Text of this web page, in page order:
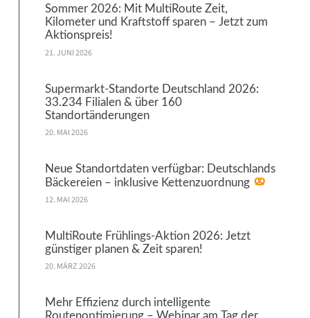
Sommer 2026: Mit MultiRoute Zeit,
Kilometer und Kraftstoff sparen – Jetzt zum
Aktionspreis!
21. JUNI 2026
Supermarkt-Standorte Deutschland 2026:
33.234 Filialen & über 160
Standortänderungen
20. MAI 2026
Neue Standortdaten verfügbar: Deutschlands
Bäckereien – inklusive Kettenzuordnung
12. MAI 2026
MultiRoute Frühlings-Aktion 2026: Jetzt
günstiger planen & Zeit sparen!
20. MÄRZ 2026
Mehr Effizienz durch intelligente